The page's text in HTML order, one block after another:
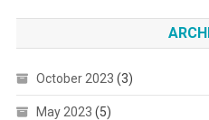
October 2023 (3)
May 2023 (5)